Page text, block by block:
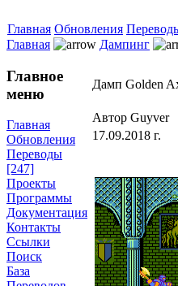
Главная Обновления
Главная
Дампинг
Главное
меню
Главная
Обновления
Переводы
[247]
Проекты
Программы
Документация
Контакты
Ссылки
Поиск
База
Дамп Golden
Автор Guyver
17.09.2018 г.